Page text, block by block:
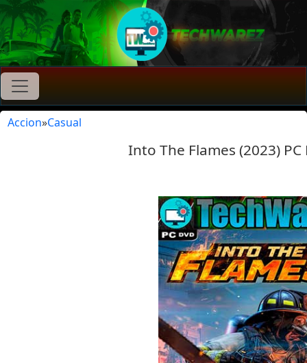
Accion»Casual
Into The Flames (2023)